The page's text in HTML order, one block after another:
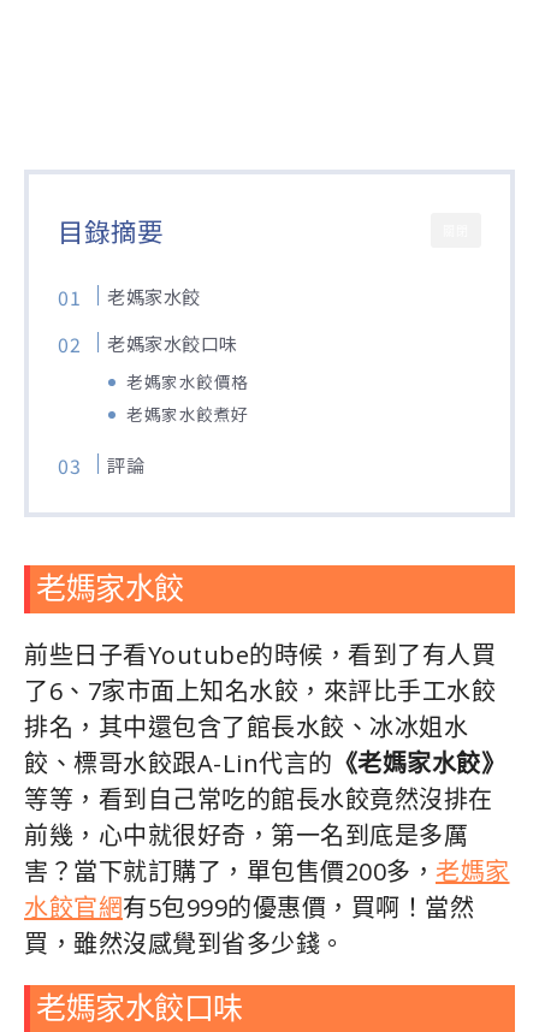
目錄摘要
老媽家水餃
老媽家水餃口味
老媽家水餃價格
老媽家水餃煮好
評論
老媽家水餃
前些日子看Youtube的時候，看到了有人買
了6、7家市面上知名水餃，來評比手工水餃
排名，其中還包含了館長水餃、冰冰姐水
餃、標哥水餃跟A-Lin代言的 《老媽家水餃》
等等，看到自己常吃的館長水餃竟然沒排在
前幾，心中就很好奇，第一名到底是多厲
害？當下就訂購了，單包售價200多， 老媽家
水餃官網有5包999的優惠價，買啊！當然
買，雖然沒感覺到省多少錢。
老媽家水餃口味